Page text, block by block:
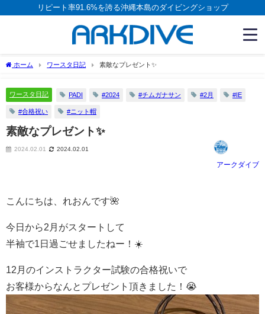
リピート率91.6%を誇る沖縄本島のダイビングショップ
ホーム ワースタ日記 素敵なプレゼント✨
ワースタ日記 PADI #2024 #チムガナサン #2月 #IE
#合格祝い #ニット帽
素敵なプレゼント✨
2024.02.01 2024.02.01
アークダイブ
こんにちは、れおんです🌺
今日から2月がスタートして
半袖で1日過ごせましたねー！☀️
12月のインストラクター試験の合格祝いで
お客様からなんとプレゼント頂きました！😭